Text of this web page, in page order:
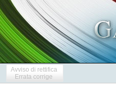
Avviso di rettifica
Errata corrige